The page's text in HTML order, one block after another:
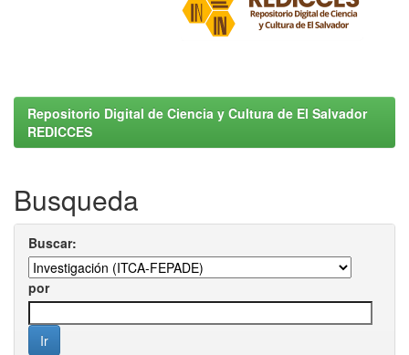
Repositorio Digital de Ciencia y Cultura de El Salvador
REDICCES
Busqueda
Buscar:
por